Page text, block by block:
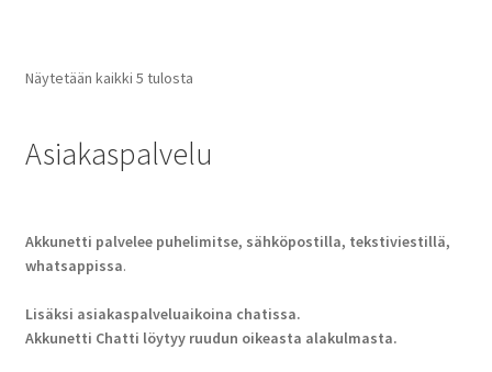
Näytetään kaikki 5 tulosta
Asiakaspalvelu
Akkunetti palvelee puhelimitse, sähköpostilla, tekstiviestillä,
whatsappissa.
Lisäksi asiakaspalveluaikoina chatissa.
Akkunetti Chatti löytyy ruudun oikeasta alakulmasta.